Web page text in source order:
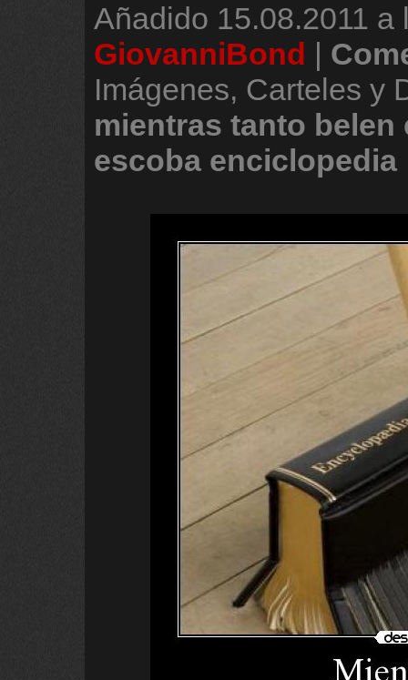
Añadido 15.08.2011 a
GiovanniBond |
Imágenes, Carteles y
mientras tanto belen
escoba enciclopedia